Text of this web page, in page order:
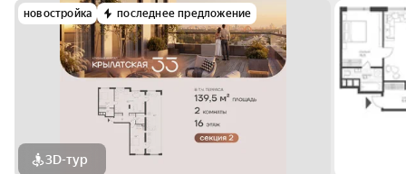
новостройка последнее предложение
3D-тур